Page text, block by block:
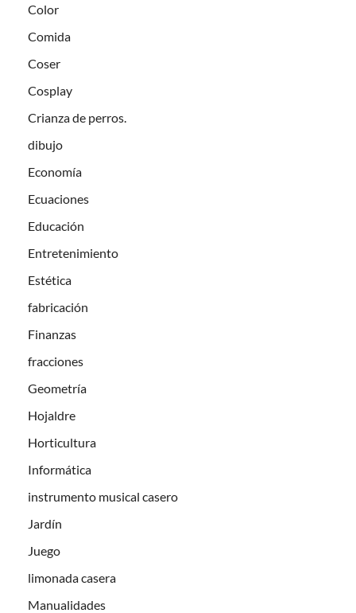
Color
Comida
Coser
Cosplay
Crianza de perros.
dibujo
Economía
Ecuaciones
Educación
Entretenimiento
Estética
fabricación
Finanzas
fracciones
Geometría
Hojaldre
Horticultura
Informática
instrumento musical casero
Jardín
Juego
limonada casera
Manualidades